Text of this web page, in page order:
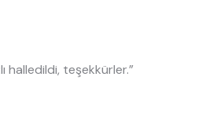
halledildi, teşekkürler.”